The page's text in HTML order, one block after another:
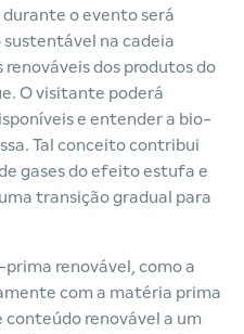
o evento será
na cadeia
renováveis dos produtos do
O visitante poderá
e entender a bio-
Tal conceito contribui
gases do efeito estufa e
transição gradual para
renovável, como a
com a matéria prima
conteúdo renovável a um